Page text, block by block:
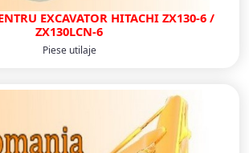
EXCAVATOR HITACHI ZX130-6 /
ZX130LCN-6
Piese utilaje